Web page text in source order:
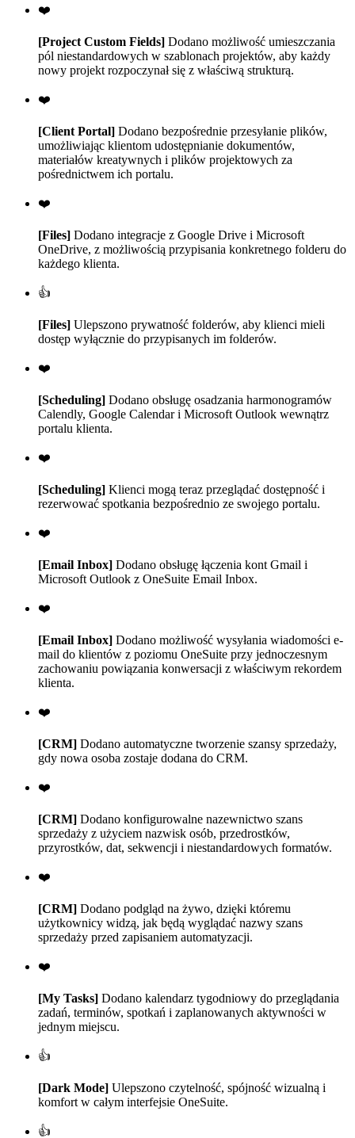
❤️
[Project Custom Fields] Dodano możliwość umieszczania
pól niestandardowych w szablonach projektów, aby każdy
nowy projekt rozpoczynał się z właściwą strukturą.
❤️
[Client Portal] Dodano bezpośrednie przesyłanie plików,
umożliwiając klientom udostępnianie dokumentów,
materiałów kreatywnych i plików projektowych za
pośrednictwem ich portalu.
❤️
[Files] Dodano integracje z Google Drive i Microsoft
OneDrive, z możliwością przypisania konkretnego folderu do
każdego klienta.
👍
[Files] Ulepszono prywatność folderów, aby klienci mieli
dostęp wyłącznie do przypisanych im folderów.
❤️
[Scheduling] Dodano obsługę osadzania harmonogramów
Calendly, Google Calendar i Microsoft Outlook wewnątrz
portalu klienta.
❤️
[Scheduling] Klienci mogą teraz przeglądać dostępność i
rezerwować spotkania bezpośrednio ze swojego portalu.
❤️
[Email Inbox] Dodano obsługę łączenia kont Gmail i
Microsoft Outlook z OneSuite Email Inbox.
❤️
[Email Inbox] Dodano możliwość wysyłania wiadomości e-
mail do klientów z poziomu OneSuite przy jednoczesnym
zachowaniu powiązania konwersacji z właściwym rekordem
klienta.
❤️
[CRM] Dodano automatyczne tworzenie szansy sprzedaży,
gdy nowa osoba zostaje dodana do CRM.
❤️
[CRM] Dodano konfigurowalne nazewnictwo szans
sprzedaży z użyciem nazwisk osób, przedrostków,
przyrostków, dat, sekwencji i niestandardowych formatów.
❤️
[CRM] Dodano podgląd na żywo, dzięki któremu
użytkownicy widzą, jak będą wyglądać nazwy szans
sprzedaży przed zapisaniem automatyzacji.
❤️
[My Tasks] Dodano kalendarz tygodniowy do przeglądania
zadań, terminów, spotkań i zaplanowanych aktywności w
jednym miejscu.
👍
[Dark Mode] Ulepszono czytelność, spójność wizualną i
komfort w całym interfejsie OneSuite.
👍